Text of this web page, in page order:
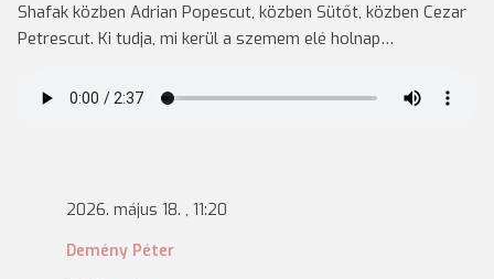
Shafak közben Adrian Popescut, közben Sütőt, közben Cezar
Petrescut. Ki tudja, mi kerül a szemem elé holnap…
2026. május 18. , 11:20
Demény Péter